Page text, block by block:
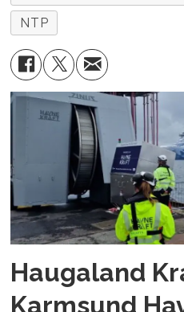
NTP
Haugaland
Karmsund